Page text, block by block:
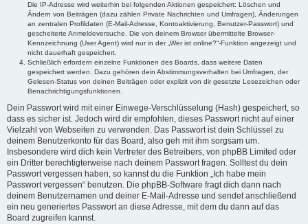
Die IP-Adresse wird weiterhin bei folgenden Aktionen gespeichert: Löschen und
Ändern von Beiträgen (dazu zählen Private Nachrichten und Umfragen), Änderungen
an zentralen Profildaten (E-Mail-Adresse, Kontoaktivierung, Benutzer-Passwort) und
gescheiterte Anmeldeversuche. Die von deinem Browser übermittelte Browser-
Kennzeichnung (User Agent) wird nur in der „Wer ist online?“-Funktion angezeigt und
nicht dauerhaft gespeichert.
Schließlich erfordern einzelne Funktionen des Boards, dass weitere Daten
gespeichert werden. Dazu gehören dein Abstimmungsverhalten bei Umfragen, der
Gelesen-Status von deinen Beiträgen oder explizit von dir gesetzte Lesezeichen oder
Benachrichtigungsfunktionen.
Dein Passwort wird mit einer Einwege-Verschlüsselung (Hash) gespeichert, so
dass es sicher ist. Jedoch wird dir empfohlen, dieses Passwort nicht auf einer
Vielzahl von Webseiten zu verwenden. Das Passwort ist dein Schlüssel zu
deinem Benutzerkonto für das Board, also geh mit ihm sorgsam um.
Insbesondere wird dich kein Vertreter des Betreibers, von phpBB Limited oder
ein Dritter berechtigterweise nach deinem Passwort fragen. Solltest du dein
Passwort vergessen haben, so kannst du die Funktion „Ich habe mein
Passwort vergessen“ benutzen. Die phpBB-Software fragt dich dann nach
deinem Benutzernamen und deiner E-Mail-Adresse und sendet anschließend
ein neu generiertes Passwort an diese Adresse, mit dem du dann auf das
Board zugreifen kannst.